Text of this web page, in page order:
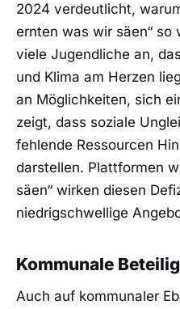
2024 verdeutlicht,
ernten was wir säen“ so
viele Jugendliche an,
und Klima am Herzen
an Möglichkeiten, sich
zeigt, dass soziale
fehlende Ressourcen
darstellen. Plattformen
säen“ wirken diesen
niedrigschwellige
Kommunale
Auch auf kommunaler